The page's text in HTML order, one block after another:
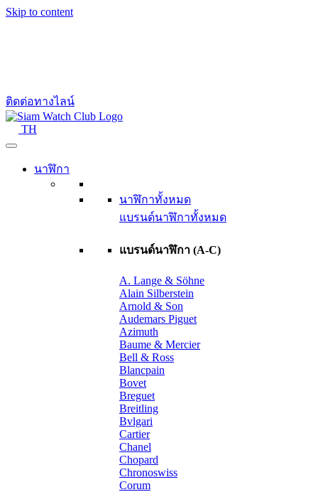
Skip to content
ติดต่อทางไลน์
TH
นาฬิกา
นาฬิกาทั้งหมด
แบรนด์นาฬิกาทั้งหมด
แบรนด์นาฬิกา (A-C)
A. Lange & Söhne
Alain Silberstein
Arnold & Son
Audemars Piguet
Azimuth
Baume & Mercier
Bell & Ross
Blancpain
Bovet
Breguet
Breitling
Bvlgari
Cartier
Chanel
Chopard
Chronoswiss
Corum